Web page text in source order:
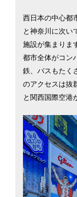
西日本の中心都
と神奈川に次い
施設が集まりま
都市全体がコン
鉄、バスもたく
のアクセスは抜
と関西国際空港
達しています
降りません。「
れるようにバラ
す。ファミリー
実。日用品の買
気にあふれた大